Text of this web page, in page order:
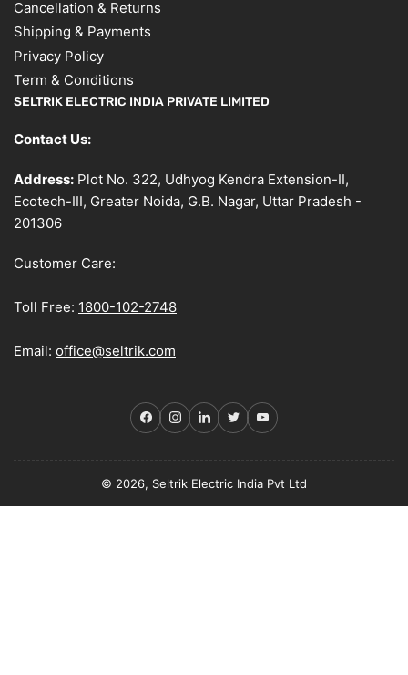
Cancellation & Returns
Shipping & Payments
Privacy Policy
Term & Conditions
SELTRIK ELECTRIC INDIA PRIVATE LIMITED
Contact Us:
Address: Plot No. 322, Udhyog Kendra Extension-II,
Ecotech-III, Greater Noida, G.B. Nagar, Uttar Pradesh -
201306
Customer Care:
Toll Free: 1800-102-2748
Email: office@seltrik.com
Facebook
Instagram
LinkedIn
TwitterYouTube
© 2026, Seltrik Electric India Pvt Ltd